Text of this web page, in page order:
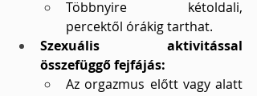
Többnyire kétoldali,
percektől órákig tarthat.
Szexuális aktivitással
összefüggő fejfájás:
Az orgazmus előtt vagy alatt